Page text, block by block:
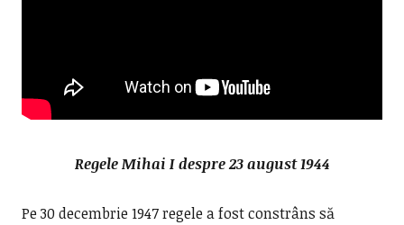
Regele Mihai I despre 23 august 1944
Pe 30 decembrie 1947 regele a fost constrâns să